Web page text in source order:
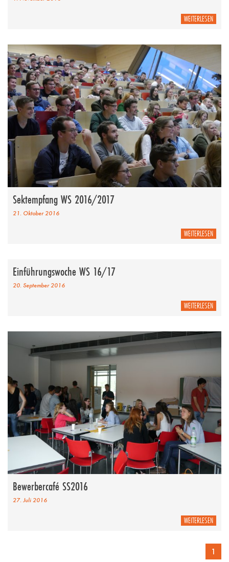
WEITERLESEN
Sektempfang WS 2016/2017
21. Oktober 2016
WEITERLESEN
Einführungswoche WS 16/17
20. September 2016
WEITERLESEN
Bewerbercafé SS2016
27. Juli 2016
WEITERLESEN
1